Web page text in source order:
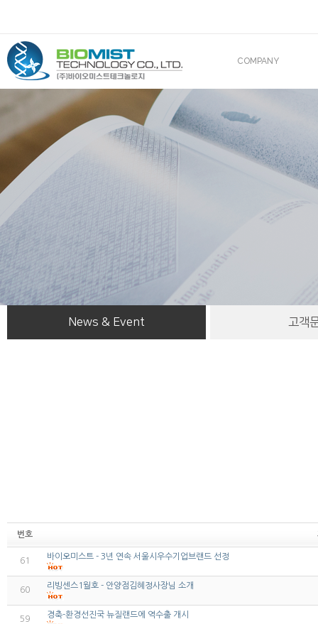
COMPANY
조직도
산업재산권
News & Event 고객
번호
61 바이오미스트 - 3년 연속 서울시우수기업브랜드 선정
60 리빙센스1월호 - 안양점김혜정사장님 소개
59 경축-환경선진국 뉴질랜드에 역수출 개시